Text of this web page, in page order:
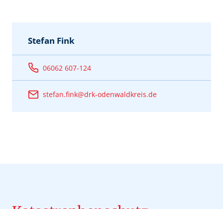
Stefan Fink
06062 607-124
stefan.fink@drk-odenwaldkreis.de